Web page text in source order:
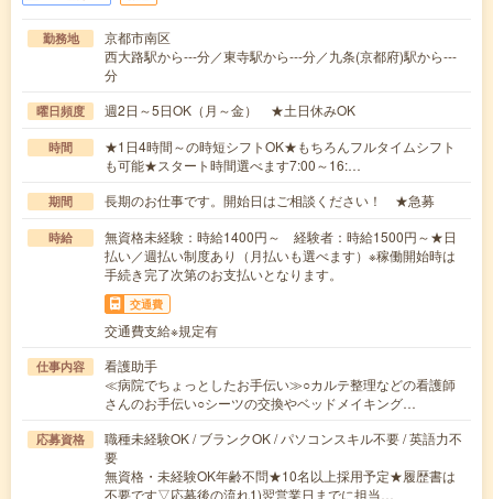
勤務地
京都市南区
西大路駅から---分／東寺駅から---分／九条(京都府)駅から---
分
曜日頻度 週2日～5日OK（月～金） ★土日休みOK
時間
★1日4時間～の時短シフトOK★もちろんフルタイムシフト
も可能★スタート時間選べます7:00～16:…
期間 長期のお仕事です。開始日はご相談ください！ ★急募
時給
無資格未経験：時給1400円～ 経験者：時給1500円～★日
払い／週払い制度あり（月払いも選べます）※稼働開始時は
手続き完了次第のお支払いとなります。
交通費
交通費支給※規定有
仕事内容
看護助手
≪病院でちょっとしたお手伝い≫○カルテ整理などの看護師
さんのお手伝い○シーツの交換やベッドメイキング…
応募資格
職種未経験OK / ブランクOK / パソコンスキル不要 / 英語力不
要
無資格・未経験OK年齢不問★10名以上採用予定★履歴書は
不要です▽応募後の流れ1)翌営業日までに担当…